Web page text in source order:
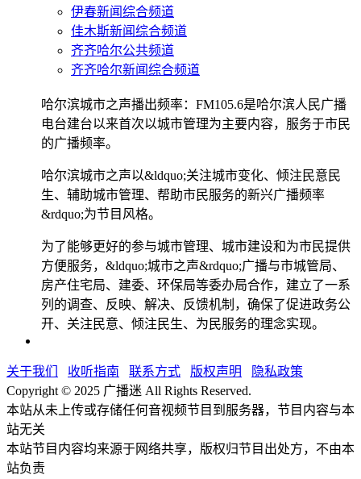
伊春新闻综合频道
佳木斯新闻综合频道
齐齐哈尔公共频道
齐齐哈尔新闻综合频道
哈尔滨城市之声播出频率：FM105.6是哈尔滨人民广播
电台建台以来首次以城市管理为主要内容，服务于市民
的广播频率。
哈尔滨城市之声以&ldquo;关注城市变化、倾注民意民
生、辅助城市管理、帮助市民服务的新兴广播频率
&rdquo;为节目风格。
为了能够更好的参与城市管理、城市建设和为市民提供
方便服务，&ldquo;城市之声&rdquo;广播与市城管局、
房产住宅局、建委、环保局等委办局合作，建立了一系
列的调查、反映、解决、反馈机制，确保了促进政务公
开、关注民意、倾注民生、为民服务的理念实现。
关于我们 收听指南 联系方式 版权声明
隐私政策
Copyright © 2025 广播迷 All Rights Reserved.
本站从未上传或存储任何音视频节目到服务器，节目内容与本
站无关
本站节目内容均来源于网络共享，版权归节目出处方，不由本
站负责